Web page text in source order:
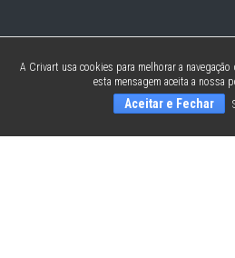
A Crivart usa cookies para melhorar a
esta mensagem aceita a nossa
Aceitar e Fechar